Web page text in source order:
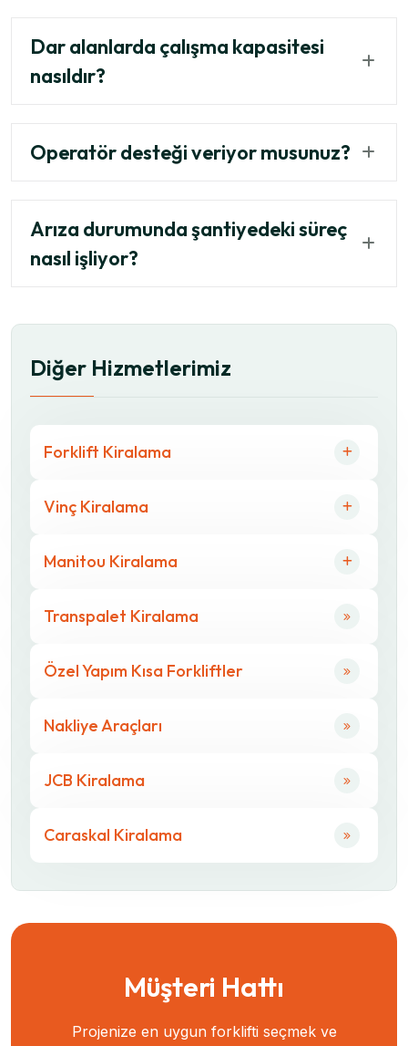
Diğer Hizmetlerimiz
Forklift Kiralama
Vinç Kiralama
Manitou Kiralama
Transpalet Kiralama
Özel Yapım Kısa Forkliftler
Nakliye Araçları
JCB Kiralama
Caraskal Kiralama
Müşteri Hattı
Projenize en uygun forklifti seçmek ve
Dar alanlarda çalışma kapasitesi
nasıldır?
Operatör desteği veriyor musunuz?
Arıza durumunda şantiyedeki süreç
nasıl işliyor?